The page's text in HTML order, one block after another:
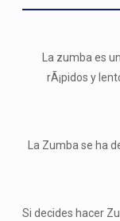
La zumba es
rÃ¡pidos y
La Zumba se ha
Si decides hacer